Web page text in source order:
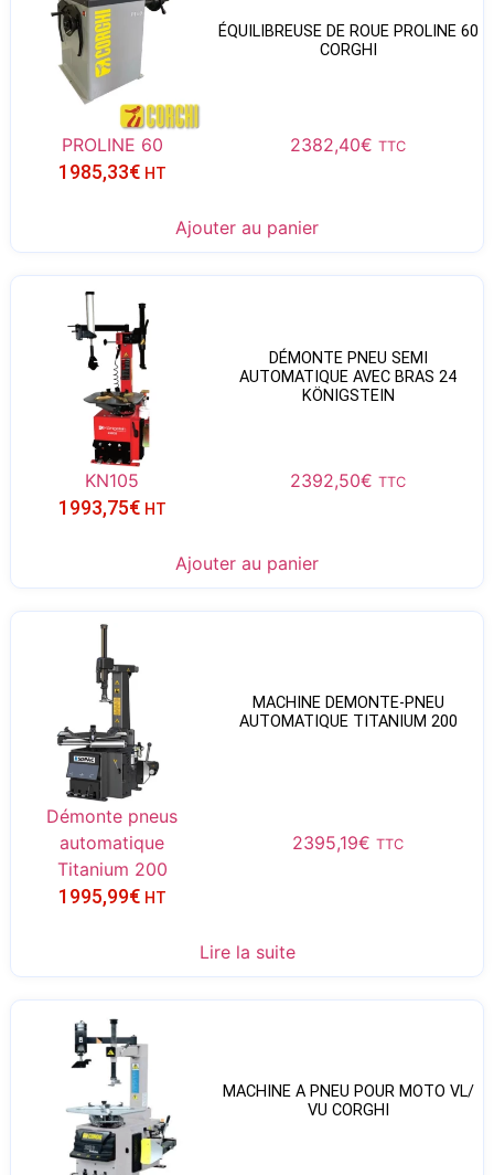
ÉQUILIBREUSE DE ROUE PROLINE 60
CORGHI
PROLINE 60 2382,40€ TTC
1985,33€ HT
Ajouter au panier
DÉMONTE PNEU SEMI
AUTOMATIQUE AVEC BRAS 24
KÖNIGSTEIN
KN105 2392,50€ TTC
1993,75€ HT
Ajouter au panier
MACHINE DEMONTE-PNEU
AUTOMATIQUE TITANIUM 200
Démonte pneus
automatique
Titanium 200
2395,19€ TTC
1995,99€ HT
Lire la suite
MACHINE A PNEU POUR MOTO VL/
VU CORGHI